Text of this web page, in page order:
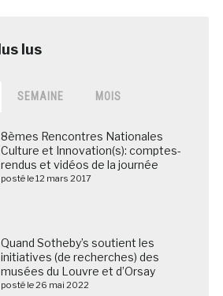
SEMAINE MOIS
8èmes Rencontres Nationales
Culture et Innovation(s): comptes-
rendus et vidéos de la journée
posté le 12 mars 2017
Quand Sotheby’s soutient les
initiatives (de recherches) des
musées du Louvre et d’Orsay
posté le 26 mai 2022